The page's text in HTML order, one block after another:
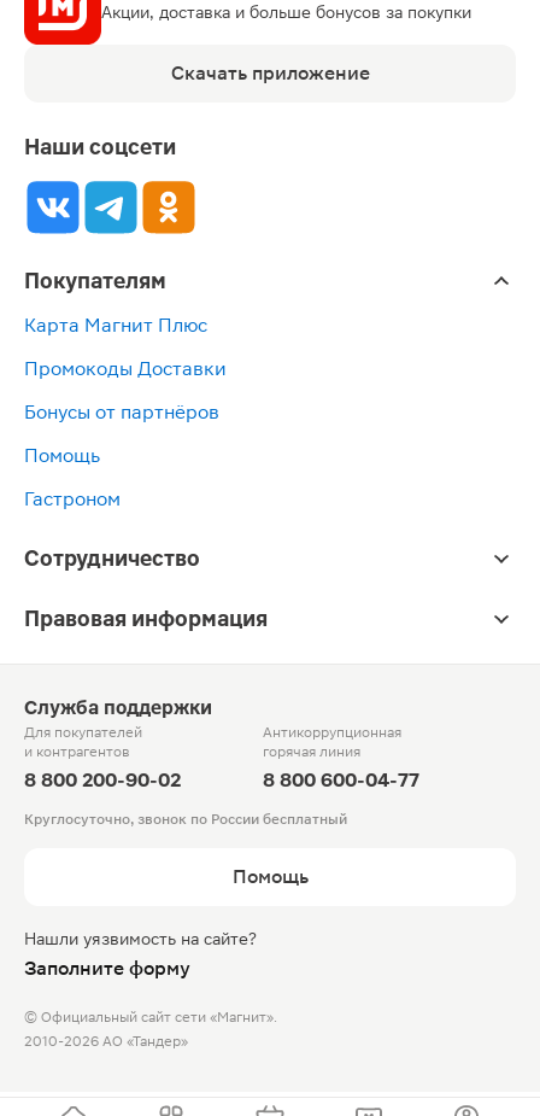
Акции, доставка и больше бонусов за покупки
Скачать приложение
Наши соцсети
Покупателям
Карта Магнит Плюс
Промокоды Доставки
Бонусы от партнёров
Помощь
Гастроном
Сотрудничество
Правовая информация
Служба поддержки
Для покупателей
и контрагентов
8 800 200-90-02
Антикоррупционная
горячая линия
8 800 600-04-77
Круглосуточно, звонок по России бесплатный
Помощь
Нашли уязвимость на сайте?
Заполните форму
© Официальный сайт сети «Магнит».
2010-2026 АО «Тандер»